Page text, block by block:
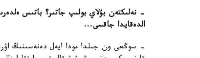
- نەلىكتەن بۇلاي بولىپ جاتىر؟ باتىس
الدەقايدا جاقسى...
- سوڭعى ون جىلدا مودا ايەل دەنەسىنىڭ